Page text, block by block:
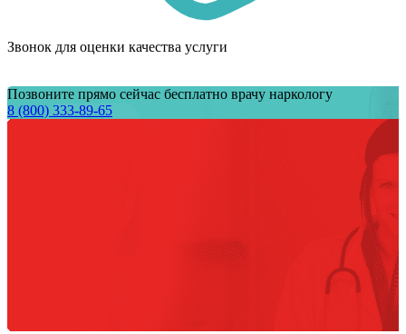
Звонок для оценки качества услуги
Позвоните прямо сейчас бесплатно врачу наркологу
8 (800) 333-89-65